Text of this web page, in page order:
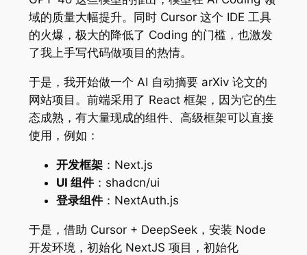
域的质量大幅提升。同时 Cursor 这个 IDE 工具
的火爆，极大的降低了 Coding 的门槛，也激发
了我上手写代码做项目的热情。
于是，我开始做一个 AI 自动摘要 arXiv 论文的
网站项目。前端采用了 React 框架，因为它的生
态成熟，有大量现成的组件、高级框架可以直接
使用，例如：
开发框架：Next.js
UI 组件：shadcn/ui
登录组件：NextAuth.js
于是，借助 Cursor + DeepSeek，安装 Node
开发环境，初始化 NextJS 项目，初始化